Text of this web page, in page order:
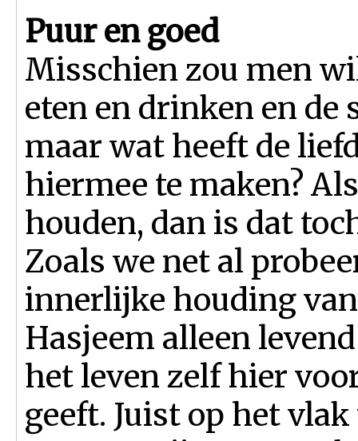
Puur en goed
Misschien zou men
eten en drinken en de
maar wat heeft de
hiermee te maken?
houden, dan is dat
Zoals we net al
innerlijke houding
Hasjeem alleen
het leven zelf hier
geeft. Juist op het